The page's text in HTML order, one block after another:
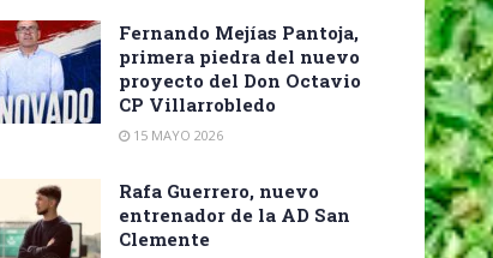
Fernando Mejías Pantoja,
primera piedra del nuevo
proyecto del Don Octavio
CP Villarrobledo
15 MAYO 2026
Rafa Guerrero, nuevo
entrenador de la AD San
Clemente